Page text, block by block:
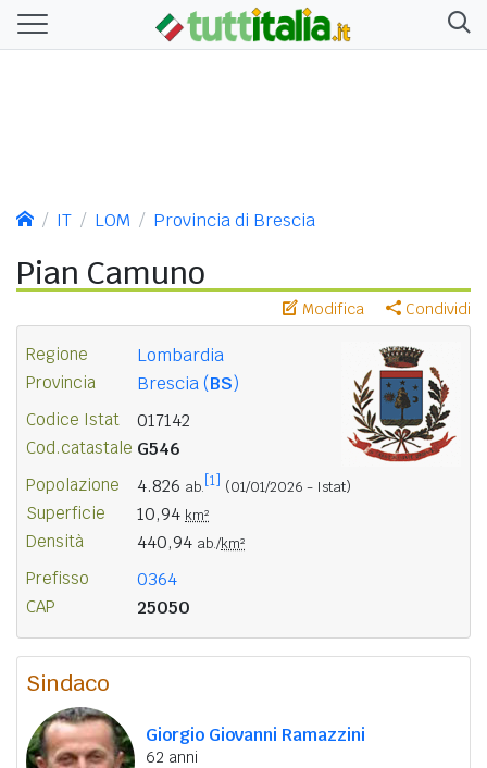
IT LOM Provincia di Brescia
Pian Camuno
Modifica Condividi
Regione Lombardia
Provincia Brescia (BS)
Codice Istat 017142
Cod.catastale G546
Popolazione 4.826 ab. [1] (01/01/2026 - Istat)
Superficie 10,94 km²
Densità 440,94 ab./km²
Prefisso 0364
CAP 25050
Sindaco
Giorgio Giovanni Ramazzini
62 anni